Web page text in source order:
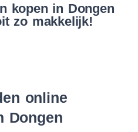
kopen in Dongen
zo makkelijk!
online
Dongen